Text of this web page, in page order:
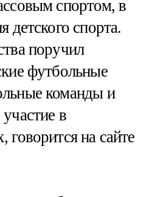
спортом, в
детского спорта.
поручил
футбольные
команды и
в
говорится на сайте